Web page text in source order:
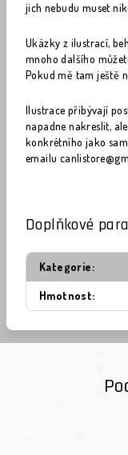
jich nebudu muset
Ukázky z ilustrací,
mnoho dalšího
Pokud mě tam ještě
Ilustrace přibývají
napadne nakreslit,
konkrétního jako
emailu
Doplňkové
Kategorie:
Hmotnost: